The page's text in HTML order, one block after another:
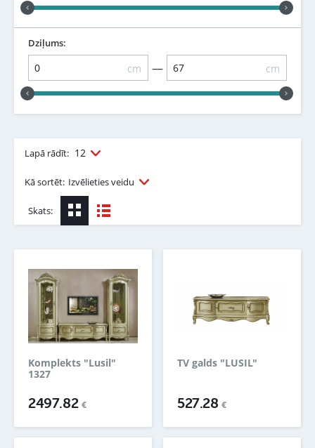
Dziļums:
cm — cm
Lapā rādīt: 12
Kā sortēt: Izvēlieties veidu
Skats:
Komplekts "Lusil"
1327
2497.82 €
TV galds "LUSIL"
527.28€